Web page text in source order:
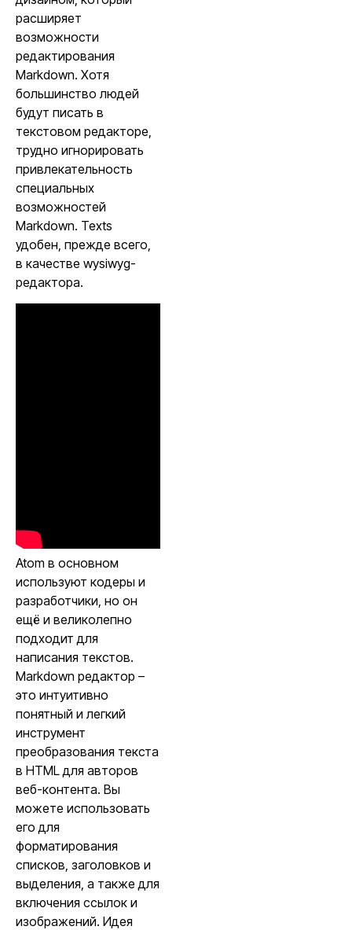
расширяет
возможности
редактирования
Markdown. Хотя
большинство людей
будут писать в
текстовом редакторе,
трудно игнорировать
привлекательность
специальных
возможностей
Markdown. Texts
удобен, прежде всего,
в качестве wysiwyg-
редактора.
Atom в основном
используют кодеры и
разработчики, но он
ещё и великолепно
подходит для
написания текстов.
Markdown редактор –
это интуитивно
понятный и легкий
инструмент
преобразования текста
в HTML для авторов
веб-контента. Вы
можете использовать
его для
форматирования
списков, заголовков и
выделения, а также для
включения ссылок и
изображений. Идея